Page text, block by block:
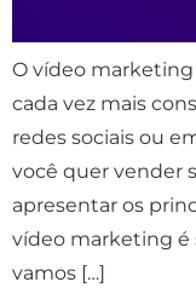
O vídeo marketing
cada vez mais
redes sociais ou
você quer vender
apresentar os
vídeo marketing é
vamos […]